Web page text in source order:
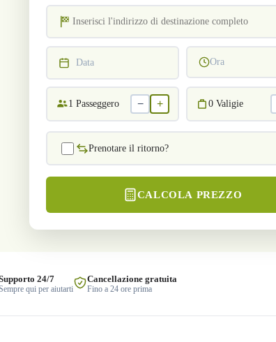
Data Ora
1 Passeggero − + 0 Valigie
Prenotare il ritorno?
CALCOLA PREZZO
24/7
qui per aiutarti
Cancellazione gratuita
Fino a 24 ore prima